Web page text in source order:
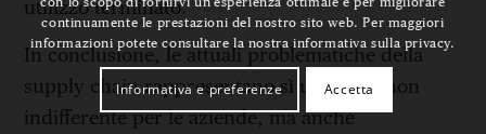
utilizzo terminato.
In conclusione, le attuali problematiche della
supply chain rappresentano sì una sfida non
indifferente per le aziende, ma anche
continuamente le prestazioni del nostro sito web. Per maggiori
informazioni potete consultare la nostra informativa sulla privacy.
Informativa e preferenze Accetta